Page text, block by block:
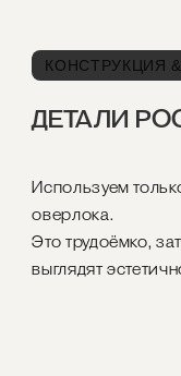
КОНСТРУКЦИЯ
ДЕТАЛИ
Используем
оверлока.
Это трудоёмко,
выглядят